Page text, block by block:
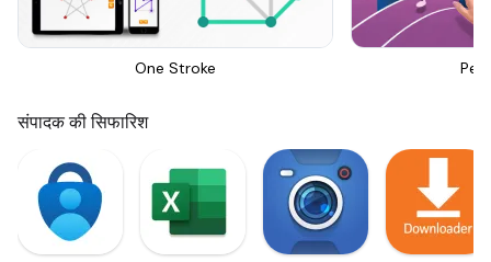
One Stroke
संपादक की सिफारिश